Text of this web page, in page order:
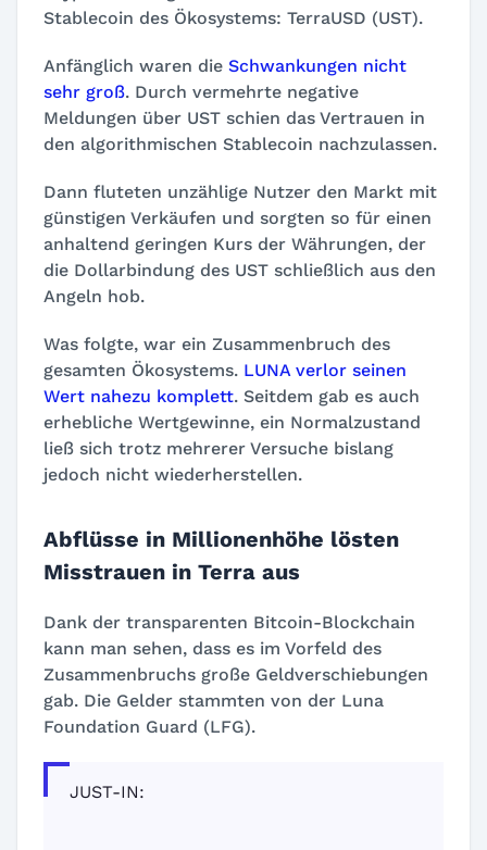
Stablecoin des Ökosystems: TerraUSD (UST).
Anfänglich waren die Schwankungen nicht
sehr groß. Durch vermehrte negative
Meldungen über UST schien das Vertrauen in
den algorithmischen Stablecoin nachzulassen.
Dann fluteten unzählige Nutzer den Markt mit
günstigen Verkäufen und sorgten so für einen
anhaltend geringen Kurs der Währungen, der
die Dollarbindung des UST schließlich aus den
Angeln hob.
Was folgte, war ein Zusammenbruch des
gesamten Ökosystems. LUNA verlor seinen
Wert nahezu komplett. Seitdem gab es auch
erhebliche Wertgewinne, ein Normalzustand
ließ sich trotz mehrerer Versuche bislang
jedoch nicht wiederherstellen.
Abflüsse in Millionenhöhe lösten
Misstrauen in Terra aus
Dank der transparenten Bitcoin-Blockchain
kann man sehen, dass es im Vorfeld des
Zusammenbruchs große Geldverschiebungen
gab. Die Gelder stammten von der Luna
Foundation Guard (LFG).
JUST-IN: